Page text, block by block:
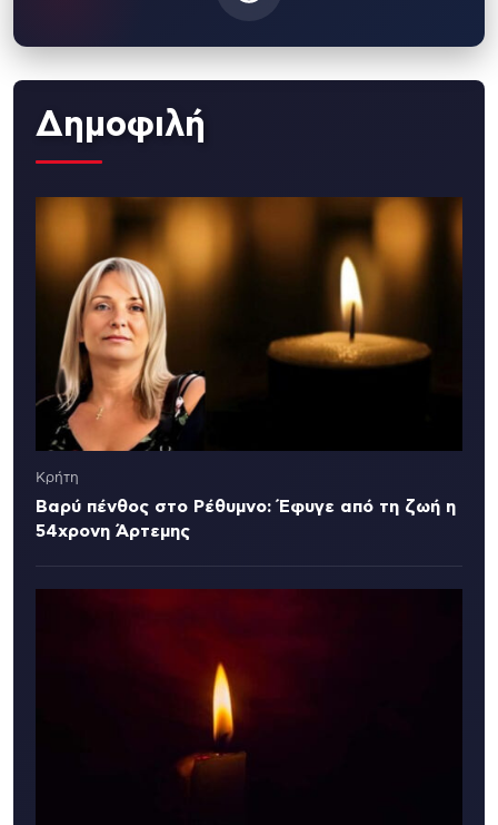
Δημοφιλή
Κρήτη
Βαρύ πένθος στο Ρέθυμνο: Έφυγε από τη ζωή η
54χρονη Άρτεμης